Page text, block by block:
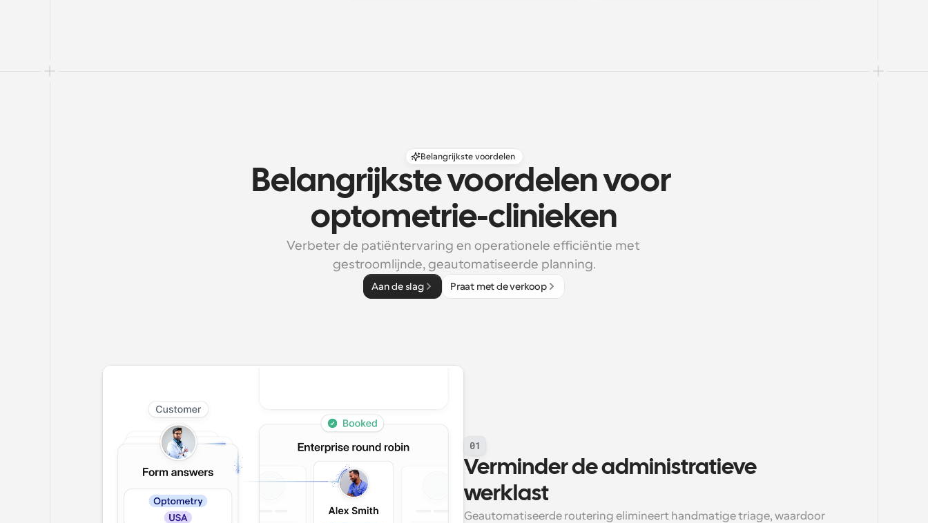
Belangrijkste voordelen
Belangrijkste voordelen voor
optometrie-clinieken
Verbeter de patiëntervaring en operationele efficiëntie met
gestroomlijnde, geautomatiseerde planning.
Aan de slag Praat met de verkoop
01
Verminder de administratieve
werklast
Geautomatiseerde routering elimineert handmatige triage, waardoor